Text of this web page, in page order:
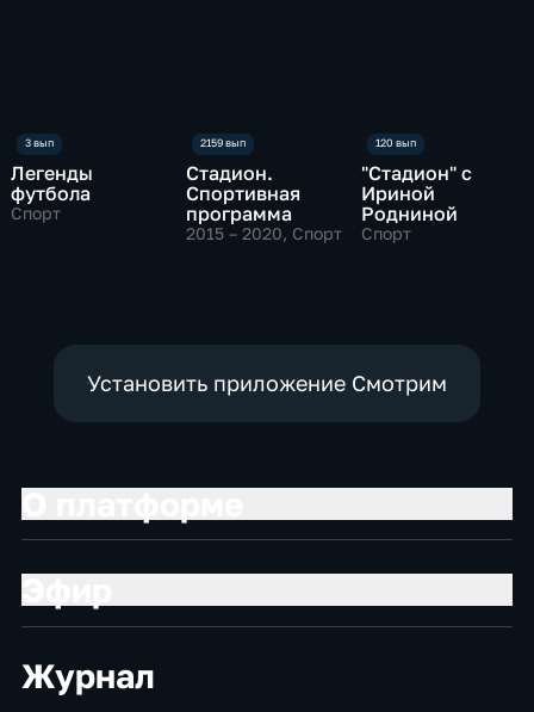
Легенды
футбола
Спорт
Стадион.
Спортивная
программа
2015 – 2020, Спорт
"Стадион" с
Ириной
Родниной
Спорт
Установить приложение Смотрим
Журнал